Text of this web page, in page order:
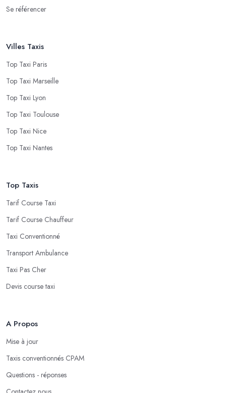
Se référencer
Villes Taxis
Top Taxi Paris
Top Taxi Marseille
Top Taxi Lyon
Top Taxi Toulouse
Top Taxi Nice
Top Taxi Nantes
Top Taxis
Tarif Course Taxi
Tarif Course Chauffeur
Taxi Conventionné
Transport Ambulance
Taxi Pas Cher
Devis course taxi
A Propos
Mise à jour
Taxis conventionnés CPAM
Questions - réponses